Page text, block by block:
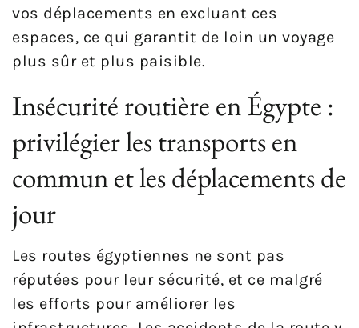
vos déplacements en excluant ces
espaces, ce qui garantit de loin un voyage
plus sûr et plus paisible.
Insécurité routière en Égypte :
privilégier les transports en
commun et les déplacements de
jour
Les routes égyptiennes ne sont pas
réputées pour leur sécurité, et ce malgré
les efforts pour améliorer les